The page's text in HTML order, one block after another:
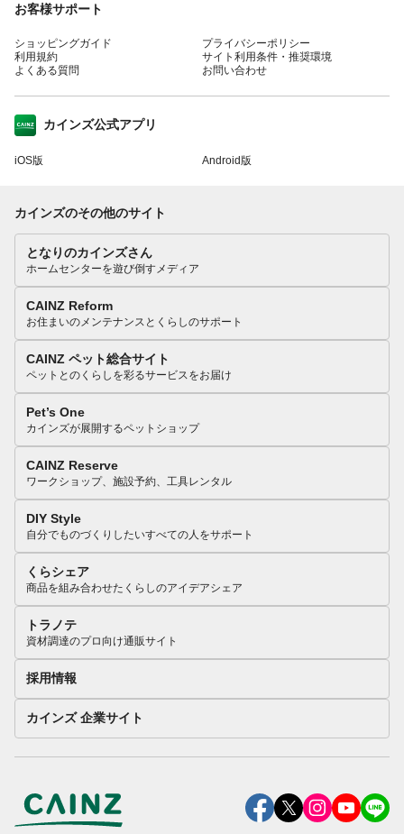
お客様サポート
ショッピングガイド
利用規約
よくある質問
プライバシーポリシー
サイト利用条件・推奨環境
お問い合わせ
カインズ公式アプリ
iOS版 Android版
カインズのその他のサイト
となりのカインズさん
ホームセンターを遊び倒すメディア
CAINZ Reform
お住まいのメンテナンスとくらしのサポート
CAINZ ペット総合サイト
ペットとのくらしを彩るサービスをお届け
Pet’s One
カインズが展開するペットショップ
CAINZ Reserve
ワークショップ、施設予約、工具レンタル
DIY Style
自分でものづくりしたいすべての人をサポート
くらシェア
商品を組み合わせたくらしのアイデアシェア
トラノテ
資材調達のプロ向け通販サイト
採用情報
カインズ 企業サイト